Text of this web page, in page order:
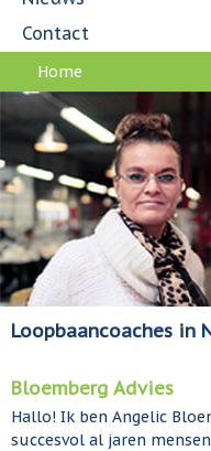
Contact
U
bent
hier
Home
Loopbaancoaches in
Bloemberg Advies
Hallo! Ik ben Angelic
succesvol al jaren